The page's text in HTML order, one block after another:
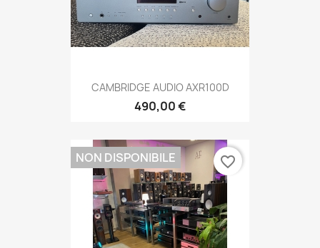
CAMBRIDGE AUDIO AXR100D
490,00 €
NON DISPONIBILE favorite_border